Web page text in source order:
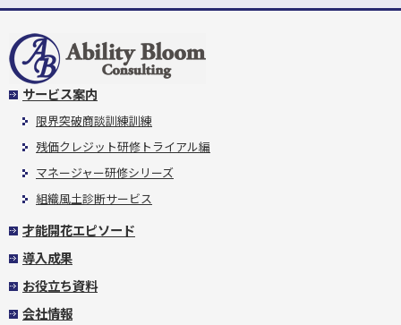
サービス案内
限界突破商談訓練訓練
残価クレジット研修トライアル編
マネージャー研修シリーズ
組織風土診断サービス
才能開花エピソード
導入成果
お役立ち資料
会社情報